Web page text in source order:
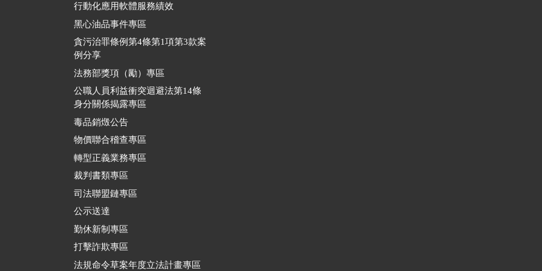
行動化應用軟體服務績效
黑心油品事件專區
貪污治罪條例第4條第1項第3款案
例分享
法務部獎項（勵）專區
公職人員利益衝突迴避法第14條
身分關係揭露專區
毒品銷燬公告
物價聯合稽查專區
轉型正義業務專區
裁判書類專區
司法聯盟鏈專區
公示送達
勤休新制專區
打擊詐欺專區
法規命令草案年度立法計畫專區